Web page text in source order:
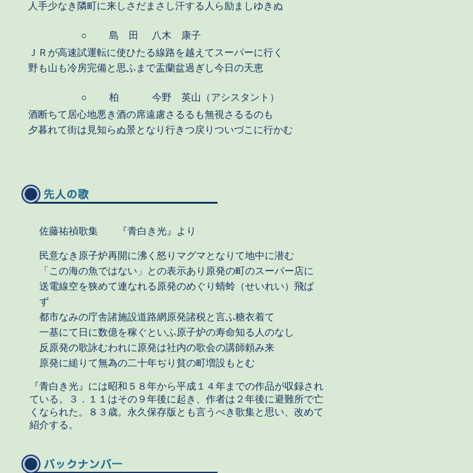
人手少なき隣町に来しさだまさし汗する人ら励ましゆきぬ
○ 島 田
八木 康子
ＪＲが高速試運転に使ひたる線路を越えてスーパーに行く
野も山も冷房完備と思ふまで盂蘭盆過ぎし今日の天恵
○ 柏
今野 英山（アシスタント）
酒断ちて居心地悪き酒の席遠慮さるるも無視さるるのも
夕暮れて街は見知らぬ景となり行きつ戻りついづこに行かむ
佐藤祐禎歌集 『青白き光』より
民意なき原子炉再開に沸く怒りマグマとなりて地中に潜む
「この海の魚ではない」との表示あり原発の町のスーパー店に
送電線空を狭めて連なれる原発のめぐり蜻蛉（せいれい）飛ば
ず
都市なみの庁舎諸施設道路網原発諸税と言ふ糖衣着て
一基にて日に数億を稼ぐといふ原子炉の寿命知る人のなし
反原発の歌詠むわれに原発は社内の歌会の講師頼み来
原発に縋りて無為の二十年ぢり貧の町増設もとむ
『青白き光』には昭和５８年から平成１４年までの作品が収録され
ている。３．１１はその９年後に起き、作者は２年後に避難所で亡
くなられた。８３歳。永久保存版とも言うべき歌集と思い、改めて
紹介する。